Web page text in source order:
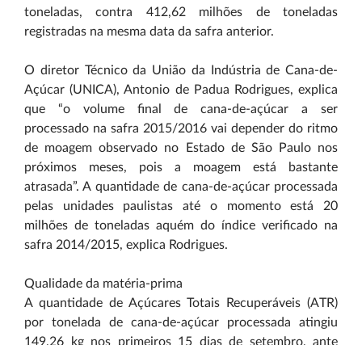
toneladas, contra 412,62 milhões de toneladas
registradas na mesma data da safra anterior.
O diretor Técnico da União da Indústria de Cana-de-
Açúcar (UNICA), Antonio de Padua Rodrigues, explica
que “o volume final de cana-de-açúcar a ser
processado na safra 2015/2016 vai depender do ritmo
de moagem observado no Estado de São Paulo nos
próximos meses, pois a moagem está bastante
atrasada”. A quantidade de cana-de-açúcar processada
pelas unidades paulistas até o momento está 20
milhões de toneladas aquém do índice verificado na
safra 2014/2015, explica Rodrigues.
Qualidade da matéria-prima
A quantidade de Açúcares Totais Recuperáveis (ATR)
por tonelada de cana-de-açúcar processada atingiu
149,26 kg nos primeiros 15 dias de setembro, ante